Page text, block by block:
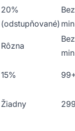
20%
(odstupňované)
Bez
Rôzna
Bez
15%
Žiadny